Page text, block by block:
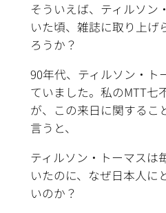
そういえば、ティルソン
いた頃、雑誌に取り上げ
ろうか？
90年代、ティルソン・ト
ていました。私のMTT七
が、この来日に関するこ
言うと、
ティルソン・トーマスは
いたのに、なぜ日本人に
いのか？